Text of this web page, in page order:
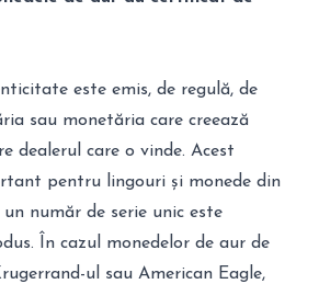
este emis, de regulă, de
sau monetăria care creează
dealerul care o vinde. Acest
pentru lingouri și monede din
număr de serie unic este
În cazul monedelor de aur de
ul
sau American Eagle,